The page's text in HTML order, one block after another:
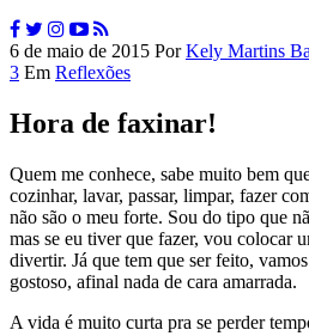
6 de maio de 2015 Por Kely Martins
3 Em Reflexões
Hora de faxinar!
Quem me conhece, sabe muito bem
cozinhar, lavar, passar, limpar, fazer
não são o meu forte. Sou do tipo que
mas se eu tiver que fazer, vou colocar
divertir. Já que tem que ser feito,
gostoso, afinal nada de cara amarrada.
A vida é muito curta pra se perder